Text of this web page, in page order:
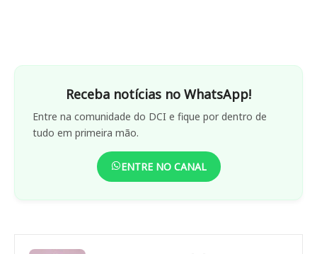
Receba notícias no WhatsApp!
Entre na comunidade do DCI e fique por dentro de
tudo em primeira mão.
ENTRE NO CANAL